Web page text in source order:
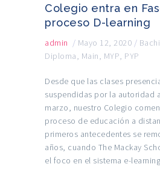
Colegio entra en
proceso D-learning
admin / Mayo 12, 2020 /
Diploma, Main, MYP, PYP
Desde que las clases
suspendidas por la autoridad
marzo, nuestro Colegio
proceso de educación a
primeros antecedentes se
años, cuando The Mackay
el foco en el sistema e-